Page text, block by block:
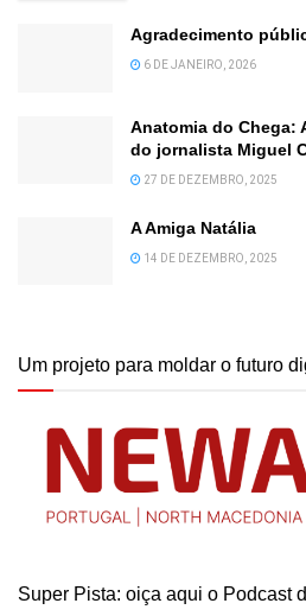
Agradecimento
6 DE JANEIRO, 2026
Anatomia do Chega:
do jornalista Miguel
27 DE DEZEMBRO, 2025
A Amiga Natália
14 DE DEZEMBRO, 2025
Um projeto para moldar o futuro
Super Pista: oiça aqui o Podcast